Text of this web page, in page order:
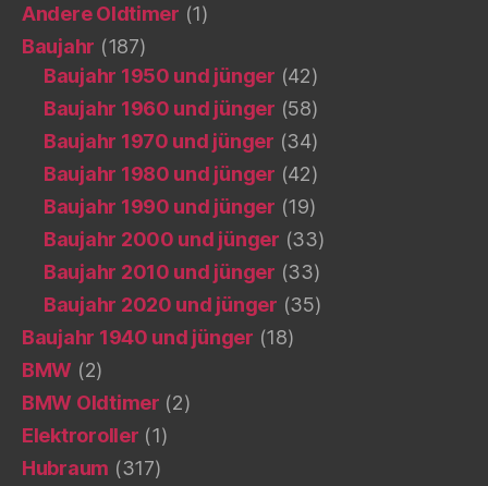
Andere Oldtimer (1)
Baujahr (187)
Baujahr 1950 und jünger (42)
Baujahr 1960 und jünger (58)
Baujahr 1970 und jünger (34)
Baujahr 1980 und jünger (42)
Baujahr 1990 und jünger (19)
Baujahr 2000 und jünger (33)
Baujahr 2010 und jünger (33)
Baujahr 2020 und jünger (35)
Baujahr 1940 und jünger (18)
BMW (2)
BMW Oldtimer (2)
Elektroroller (1)
Hubraum (317)